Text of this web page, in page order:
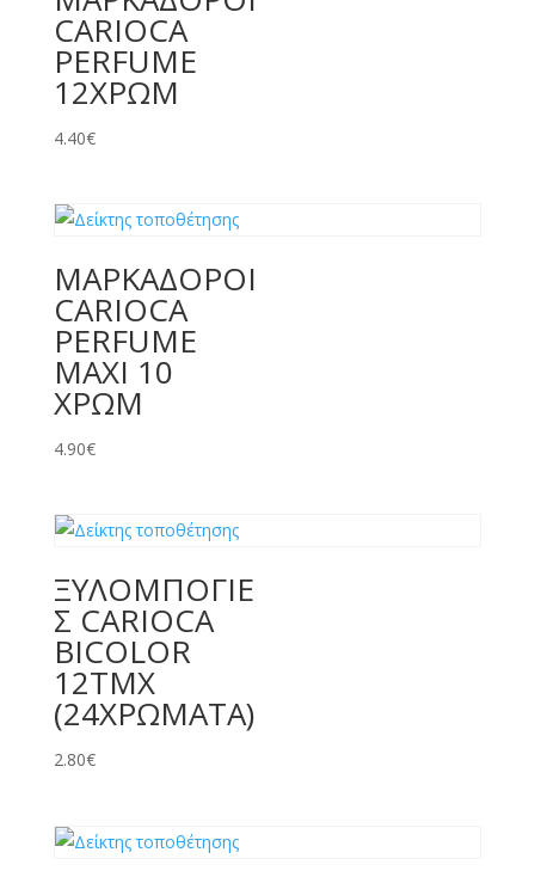
CARIOCA
PERFUME
12ΧΡΩΜ
4.40€
ΜΑΡΚΑΔΟΡΟΙ
CARIOCA
PERFUME
MAXI 10
ΧΡΩΜ
4.90€
ΞΥΛΟΜΠΟΓΙΕ
Σ CARIOCA
BICOLOR
12TMX
(24ΧΡΩΜΑΤΑ)
2.80€